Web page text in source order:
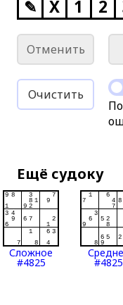
✎ X 1 2
Отменить
Очистить
Ещё судоку
Сложное
#4825 #4825